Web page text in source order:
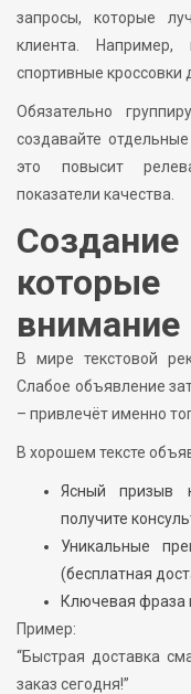
запросы, которые
клиента. Например,
спортивные кроссовки
Обязательно
создавайте
это повысит
показатели качества.
внимание
В мире текстовой
Слабое объявление
– привлечёт именно
В хорошем тексте
Ясный призыв
получите
Уникальные
(бесплатная
Ключевая фраза
Пример:
“Быстрая доставка
заказ сегодня!”